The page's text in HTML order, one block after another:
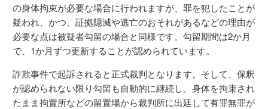
の身体拘束が必要な場合に行われますが、罪を犯したことが
疑われ、かつ、証拠隠滅や逃亡のおそれがあるなどの理由が
必要な点は被疑者勾留の場合と同様です。勾留期間は2か月
で、1か月ずつ更新することが認められています。
詐欺事件で起訴されると正式裁判となります。そして、保釈
が認められない限り勾留も自動的に継続し、身体を拘束され
たまま拘置所などの留置場から裁判所に出廷して有罪無罪が